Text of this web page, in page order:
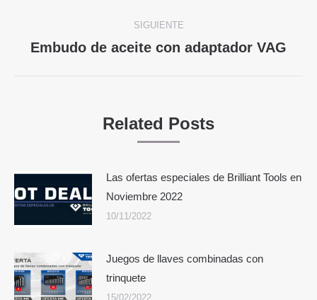
publicaciones
SIGUIENTE
Publicación
Embudo de aceite con adaptador VAG
Related Posts
Las ofertas especiales de Brilliant Tools en
Noviembre 2022
10/11/2022
Juegos de llaves combinadas con
trinquete
15/02/2022